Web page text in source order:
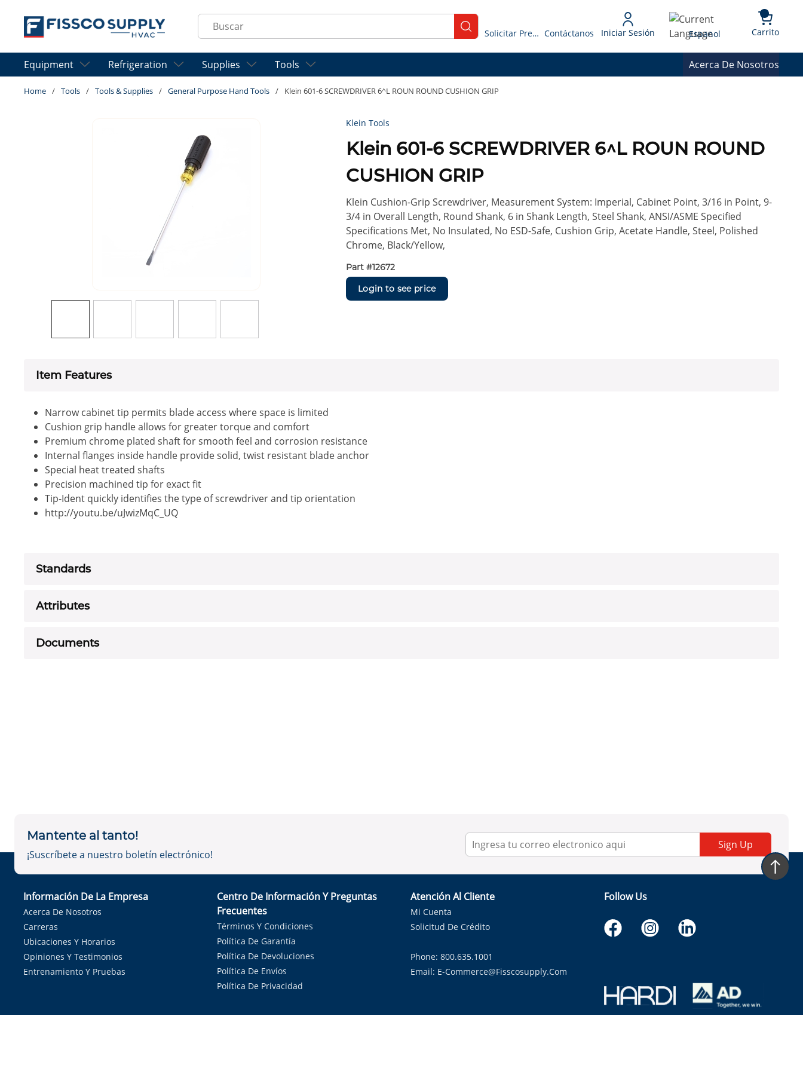
Skip to main content
Site Search
submit search
Solicitar Presupuesto Contáctanos Iniciar Sesión Language
Espanol Carrito{0}
Equipment Refrigeration Supplies Tools Acerca De Nosotros
Home / Tools / Tools & Supplies / General Purpose Hand Tools / Klein 601-6 SCREWDRIVER 6^L ROUN ROUND CUSHION GRIP
Klein Tools
Klein 601-6 SCREWDRIVER 6^L ROUN ROUND
CUSHION GRIP
Klein Cushion-Grip Screwdriver, Measurement System: Imperial, Cabinet Point, 3/16 in Point, 9-
3/4 in Overall Length, Round Shank, 6 in Shank Length, Steel Shank, ANSI/ASME Specified
Specifications Met, No Insulated, No ESD-Safe, Cushion Grip, Acetate Handle, Steel, Polished
Chrome, Black/Yellow,
Part #12672
Login to see price
Item Features
Narrow cabinet tip permits blade access where space is limited
Cushion grip handle allows for greater torque and comfort
Premium chrome plated shaft for smooth feel and corrosion resistance
Internal flanges inside handle provide solid, twist resistant blade anchor
Special heat treated shafts
Precision machined tip for exact fit
Tip-Ident quickly identifies the type of screwdriver and tip orientation
http://youtu.be/uJwizMqC_UQ
Standards
Attributes
Documents
Mantente al tanto!
¡Suscríbete a nuestro boletín electrónico!
Sign Up
Información De La Empresa
Acerca De Nosotros
Carreras
Ubicaciones Y Horarios
Opiniones Y Testimonios
Entrenamiento Y Pruebas
Centro De Información Y Preguntas
Frecuentes
Términos Y Condiciones
Política De Garantía
Política De Devoluciones
Política De Envíos
Política De Privacidad
Atención Al Cliente
Mi Cuenta
Solicitud De Crédito
Phone: 800.635.1001
Email: E-Commerce@fisscosupply.com
Follow Us